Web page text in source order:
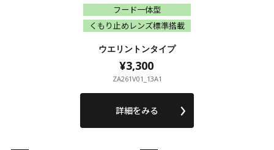
フード一体型
くもり止めレンズ標準搭載
ウエリントンタイプ
¥3,300
ZA261V01_13A1
詳細をみる
フード一体型
くもり止めレンズ標準搭載
¥3,300